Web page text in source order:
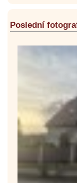
Poslední